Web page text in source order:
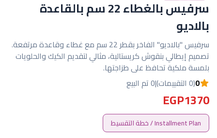
سرفيس بالغطاء 22 سم بالقاعدة
بالاديو
سرفيس "بالاديو" الفاخر بقطر 22 سم مع غطاء وقاعدة مرتفعة.
تصميم إيطالي بنقوش كريستالية، مثالي لتقديم الكيك والحلويات
بلمسة ملكية تحافظ على طزاجتها.
0(0 التقييمات) |0 تم البيع
EGP1370
Installment Plan / خطة التقسيط